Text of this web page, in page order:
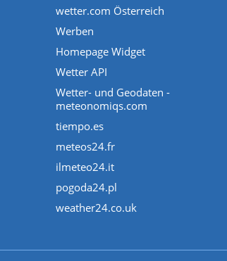
wetter.com Österreich
Werben
Homepage Widget
Wetter API
Wetter- und Geodaten -
meteonomiqs.com
tiempo.es
meteos24.fr
ilmeteo24.it
pogoda24.pl
weather24.co.uk